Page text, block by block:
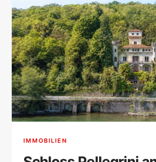
IMMOBILIEN